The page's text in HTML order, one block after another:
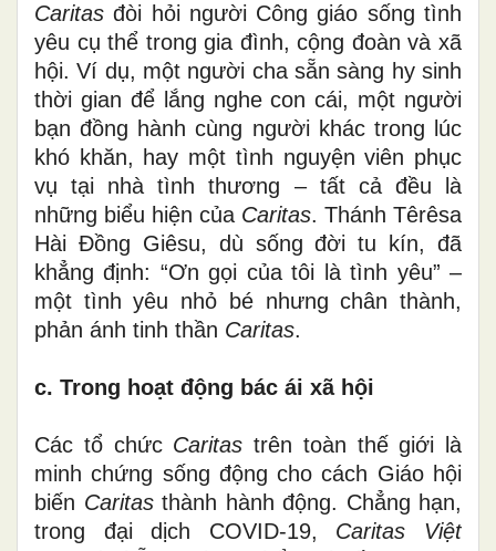
Caritas đòi hỏi người Công giáo sống tình
yêu cụ thể trong gia đình, cộng đoàn và xã
hội. Ví dụ, một người cha sẵn sàng hy sinh
thời gian để lắng nghe con cái, một người
bạn đồng hành cùng người khác trong lúc
khó khăn, hay một tình nguyện viên phục
vụ tại nhà tình thương – tất cả đều là
những biểu hiện của Caritas. Thánh Têrêsa
Hài Đồng Giêsu, dù sống đời tu kín, đã
khẳng định: “Ơn gọi của tôi là tình yêu” –
một tình yêu nhỏ bé nhưng chân thành,
phản ánh tinh thần Caritas.
c. Trong hoạt động bác ái xã hội
Các tổ chức Caritas trên toàn thế giới là
minh chứng sống động cho cách Giáo hội
biến Caritasthành hành động. Chẳng hạn,
trong đại dịch COVID-19, Caritas Việt